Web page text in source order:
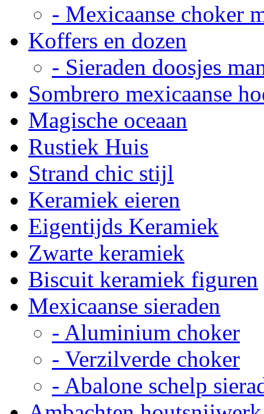
- Mexicaanse choker
Koffers en dozen
- Sieraden doosjes
Sombrero mexicaanse
Magische oceaan
Rustiek Huis
Strand chic stijl
Keramiek eieren
Eigentijds Keramiek
Zwarte keramiek
Biscuit keramiek figuren
Mexicaanse sieraden
- Aluminium choker
- Verzilverde choker
- Abalone schelp